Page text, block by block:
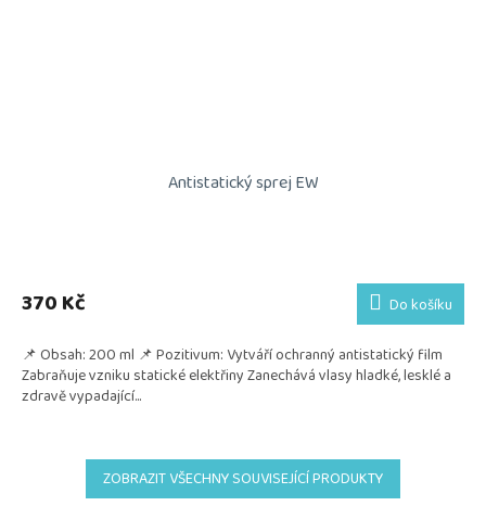
Antistatický sprej EW
370 Kč Do košíku
📌 Obsah: 200 ml 📌 Pozitivum: Vytváří ochranný antistatický film
Zabraňuje vzniku statické elektřiny Zanechává vlasy hladké, lesklé a
zdravě vypadající...
ZOBRAZIT VŠECHNY SOUVISEJÍCÍ PRODUKTY